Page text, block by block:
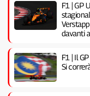
F1 | GP
davanti
F1 | Il
Si